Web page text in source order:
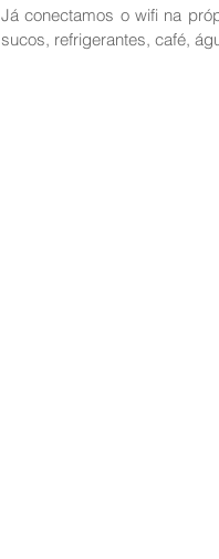
Já conectamos o wifi na